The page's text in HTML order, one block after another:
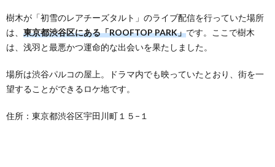
樹木が「初雪のレアチーズタルト」のライブ配信を行っていた場所
は、 東京都渋谷区にある「ROOFTOP PARK」です。ここで樹木
は、浅羽と最悪かつ運命的な出会いを果たしました。
場所は渋谷パルコの屋上。ドラマ内でも映っていたとおり、街を一
望することができるロケ地です。
住所：東京都渋谷区宇田川町１５−１